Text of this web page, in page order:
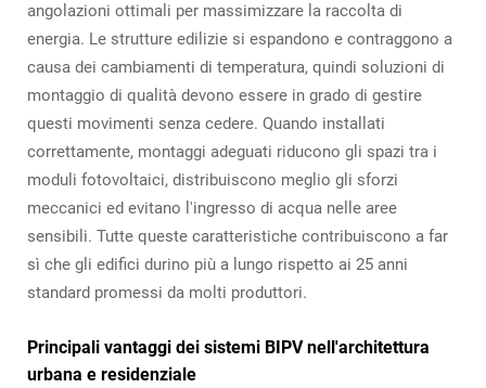
angolazioni ottimali per massimizzare la raccolta di
energia. Le strutture edilizie si espandono e contraggono a
causa dei cambiamenti di temperatura, quindi soluzioni di
montaggio di qualità devono essere in grado di gestire
questi movimenti senza cedere. Quando installati
correttamente, montaggi adeguati riducono gli spazi tra i
moduli fotovoltaici, distribuiscono meglio gli sforzi
meccanici ed evitano l'ingresso di acqua nelle aree
sensibili. Tutte queste caratteristiche contribuiscono a far
sì che gli edifici durino più a lungo rispetto ai 25 anni
standard promessi da molti produttori.
Principali vantaggi dei sistemi BIPV nell'architettura
urbana e residenziale